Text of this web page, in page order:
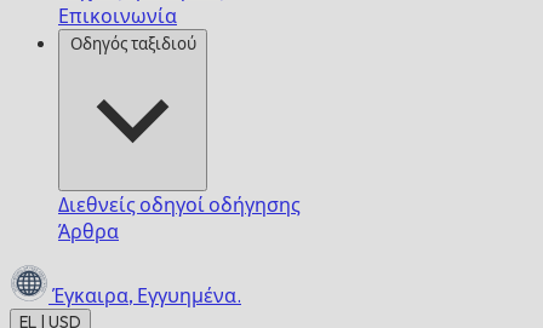
Επικοινωνία
Οδηγός ταξιδιού
Διεθνείς οδηγοί οδήγησης
Άρθρα
Έγκαιρα, Εγγυημένα.
EL | USD